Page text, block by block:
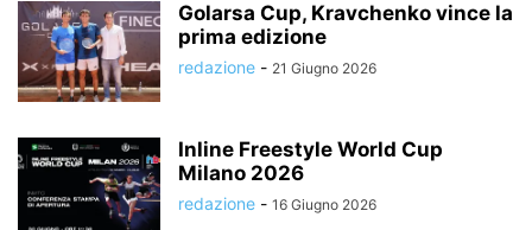
Golarsa Cup, Kravchenko vince la
prima edizione
redazione - 21 Giugno 2026
Inline Freestyle World Cup
Milano 2026
redazione - 16 Giugno 2026